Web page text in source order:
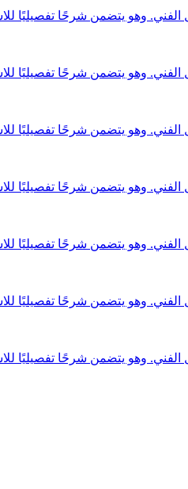
الفني. وهو يتضمن شرحًا
الفني. وهو يتضمن شرحًا
الفني. وهو يتضمن شرحًا
الفني. وهو يتضمن شرحًا
الفني. وهو يتضمن شرحًا
الفني. وهو يتضمن شرحًا
الفني. وهو يتضمن شرحًا